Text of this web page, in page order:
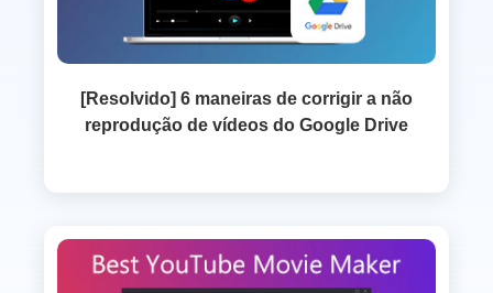
[Resolvido] 6 maneiras de corrigir a não
reprodução de vídeos do Google Drive